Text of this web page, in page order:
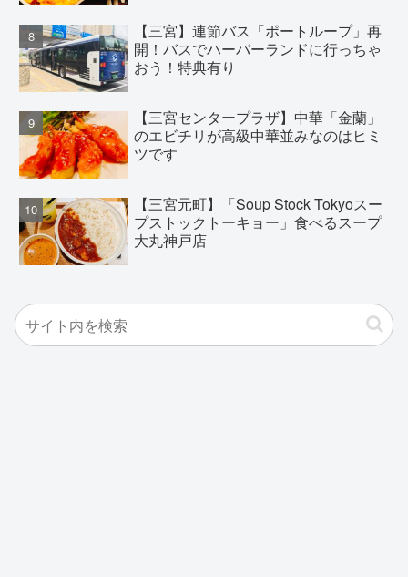
【三宮】連節バス「ポートループ」再
開！バスでハーバーランドに行っちゃ
おう！特典有り
【三宮センタープラザ】中華「金蘭」
のエビチリが高級中華並みなのはヒミ
ツです
【三宮元町】「Soup Stock Tokyoスー
プストックトーキョー」食べるスープ
大丸神戸店